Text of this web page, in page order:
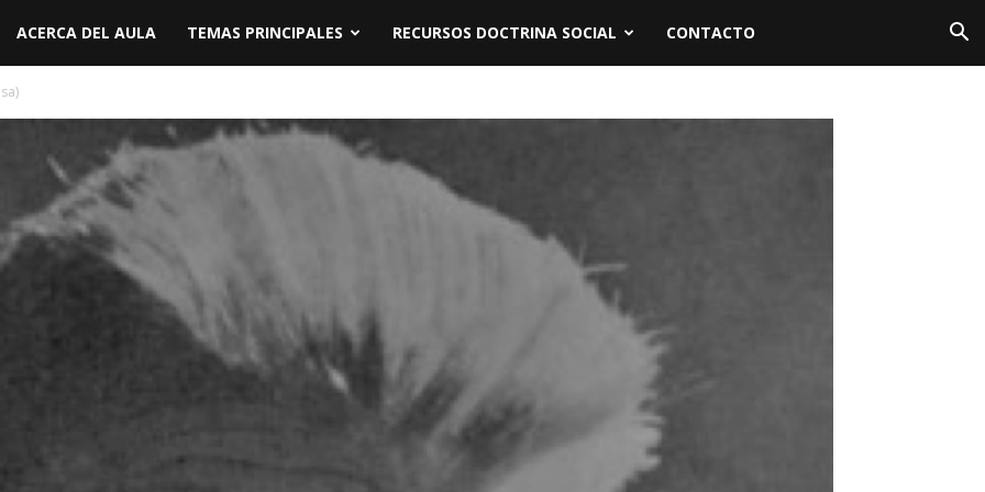
ACERCA DEL AULA TEMAS PRINCIPALES RECURSOS DOCTRINA SOCIAL CONTACTO